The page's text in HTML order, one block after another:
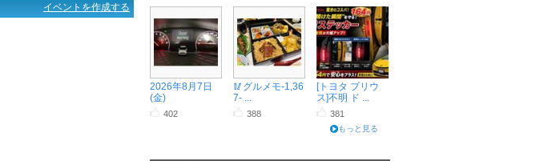
イベントを作成する
2026年8月7日
(金)
402
🥢グルメモ-1,36
7- ...
388
[トヨタ プリウ
ス]不明 ド ...
381
もっと見る